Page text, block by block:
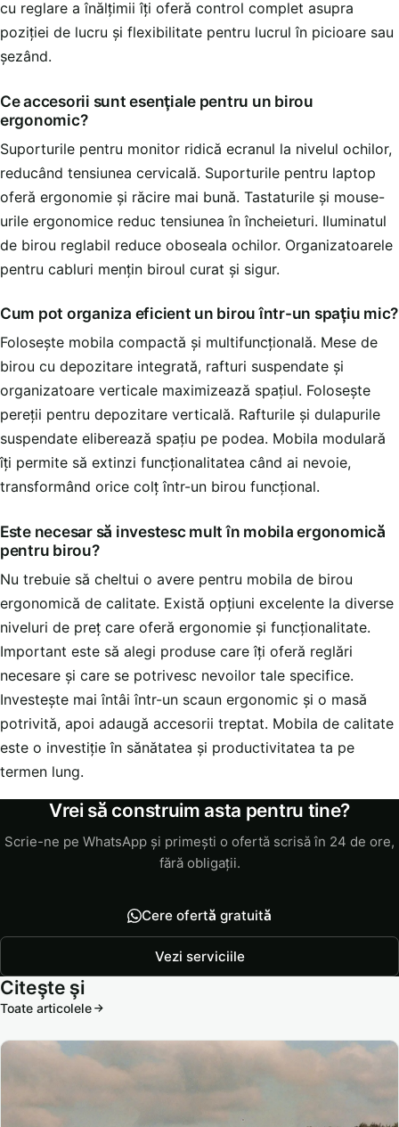
cu reglare a înălțimii îți oferă control complet asupra
poziției de lucru și flexibilitate pentru lucrul în picioare sau
șezând.
Ce accesorii sunt esențiale pentru un birou
ergonomic?
Suporturile pentru monitor ridică ecranul la nivelul ochilor,
reducând tensiunea cervicală. Suporturile pentru laptop
oferă ergonomie și răcire mai bună. Tastaturile și mouse-
urile ergonomice reduc tensiunea în încheieturi. Iluminatul
de birou reglabil reduce oboseala ochilor. Organizatoarele
pentru cabluri mențin biroul curat și sigur.
Cum pot organiza eficient un birou într-un spațiu mic?
Folosește mobila compactă și multifuncțională. Mese de
birou cu depozitare integrată, rafturi suspendate și
organizatoare verticale maximizează spațiul. Folosește
pereții pentru depozitare verticală. Rafturile și dulapurile
suspendate eliberează spațiu pe podea. Mobila modulară
îți permite să extinzi funcționalitatea când ai nevoie,
transformând orice colț într-un birou funcțional.
Este necesar să investesc mult în mobila ergonomică
pentru birou?
Nu trebuie să cheltui o avere pentru mobila de birou
ergonomică de calitate. Există opțiuni excelente la diverse
niveluri de preț care oferă ergonomie și funcționalitate.
Important este să alegi produse care îți oferă reglări
necesare și care se potrivesc nevoilor tale specifice.
Investește mai întâi într-un scaun ergonomic și o masă
potrivită, apoi adaugă accesorii treptat. Mobila de calitate
este o investiție în sănătatea și productivitatea ta pe
termen lung.
Vrei să construim asta pentru tine?
Scrie-ne pe WhatsApp și primești o ofertă scrisă în 24 de ore,
fără obligații.
Cere ofertă gratuită
Vezi serviciile
Citește și
Toate articolele